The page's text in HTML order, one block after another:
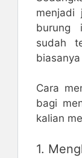
menjadi
burung
sudah
Cara
bagi
kalian
1.